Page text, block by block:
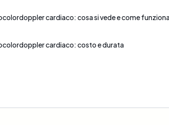
cardiaco: cosa si vede e come funziona
cardiaco: costo e durata